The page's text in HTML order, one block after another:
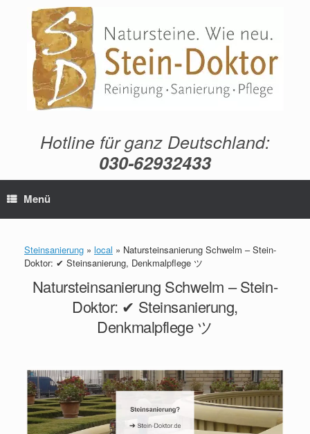
springen
Hotline für ganz Deutschland:
030-62932433
Menü
Steinsanierung » local » Natursteinsanierung Schwelm – Stein-
Doktor: ✔ Steinsanierung, Denkmalpflege ツ
Natursteinsanierung Schwelm – Stein-
Doktor: ✔ Steinsanierung,
Denkmalpflege ツ